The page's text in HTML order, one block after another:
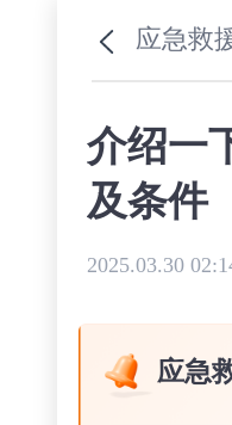
应急救
介绍一
及条件
2025.03.30
应急